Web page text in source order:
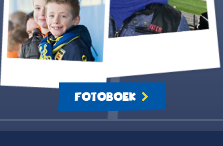
FOTOBOEK